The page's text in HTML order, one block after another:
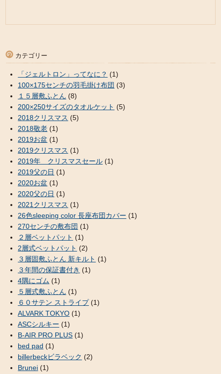
カテゴリー
「ジェルトロン」ってなに？ (1)
100×175センチの羽毛掛け布団 (3)
１５層敷ふとん (8)
200×250サイズのタオルケット (5)
2018クリスマス (5)
2018敬老 (1)
2019お盆 (1)
2019クリスマス (1)
2019年 クリスマスセール (1)
2019父の日 (1)
2020お盆 (1)
2020父の日 (1)
2021クリスマス (1)
26色sleeping color 長座布団カバー (1)
270センチの敷布団 (1)
２層ベットパット (1)
2層式ベットパット (2)
３層固敷ふとん 新キルト (1)
３年間の保証書付き (1)
4隅にゴム (1)
５層式敷ふとん (1)
６０サテン ストライプ(1)
ALVARK TOKYO (1)
ASCシルキー (1)
B-AIR PRO PLUS (1)
bed pad (1)
billerbeckビラベック (2)
Brunei (1)